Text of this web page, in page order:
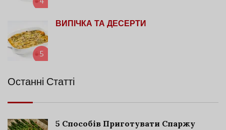
5
ВИПІЧКА ТА ДЕСЕРТИ
Останні Статті
5 Способів Приготувати Спаржу